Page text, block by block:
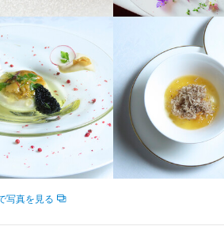
写真を見る
市中央区万代1-2-21 ロンドベル万代　１Ｆ
業者名
ＡＭＺ
2025/11/25
ストラン キャトル・ヴァン
市中央区万代1-2-21 ロンドベル万代　１Ｆ
業者名
ＡＭＺ